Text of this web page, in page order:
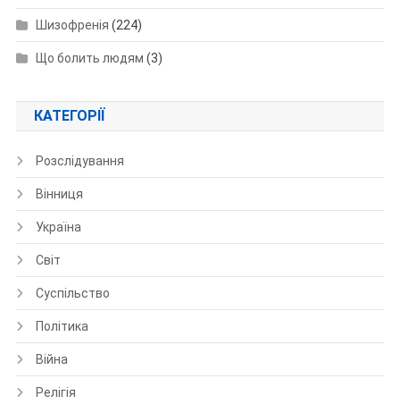
Шизофренія (224)
Що болить людям (3)
КАТЕГОРІЇ
Розслідування
Вінниця
Україна
Світ
Суспільство
Політика
Війна
Релігія